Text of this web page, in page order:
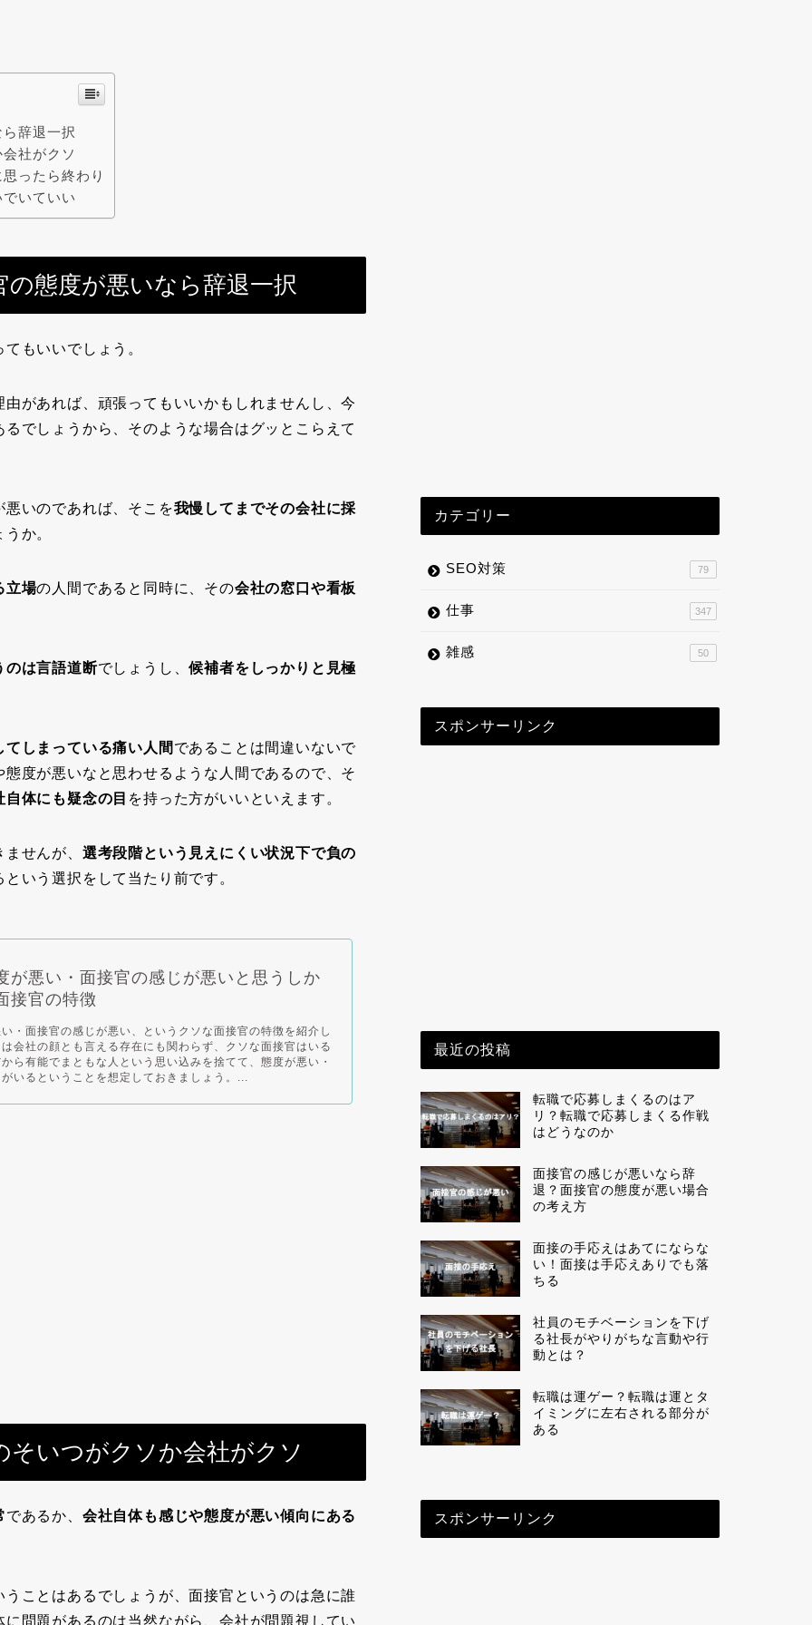
辞退一択
社がクソ
ったら終わり
いていい
態度が悪いなら辞退一択
てもいいでしょう。
があれば、頑張ってもいいかもしれませんし、今
でしょうから、そのような場合はグッとこらえて
いのであれば、そこを我慢してまでその会社に採
か。
立場の人間であると同時に、その会社の窓口や看板
のは言語道断でしょうし、候補者をしっかりと見極
しまっている痛い人間 であることは間違いないで
度が悪いなと思わせるような人間であるので、そ
自体にも疑念の目 を持った方がいいといえます。
せんが、 選考段階という見えにくい状況下で負の
いう選択をして当たり前です。
が悪い・面接官の感じが悪いと思うしか
接官の特徴
・面接官の感じが悪い、というクソな面接官の特徴を紹介し
会社の顔とも言える存在にも関わらず、クソな面接官はいる
ら有能でまともな人という思い込みを捨てて、態度が悪い・
いるということを想定しておきましょう。...
そいつがクソか会社がクソ
であるか、 会社自体も感じや態度が悪い傾向にある
ことはあるでしょうが、面接官というのは急に誰
問題があるのは当然ながら、会社が問題視してい
カテゴリー
SEO対策 79
仕事 347
雑感 50
スポンサーリンク
最近の投稿
転職で応募しまくるのはア
リ？転職で応募しまくる作戦
はどうなのか
面接官の感じが悪いなら辞
退？面接官の態度が悪い場合
の考え方
面接の手応えはあてにならな
い！面接は手応えありでも落
ちる
社員のモチベーションを下げ
る社長がやりがちな言動や行
動とは？
転職は運ゲー？転職は運とタ
イミングに左右される部分が
ある
スポンサーリンク